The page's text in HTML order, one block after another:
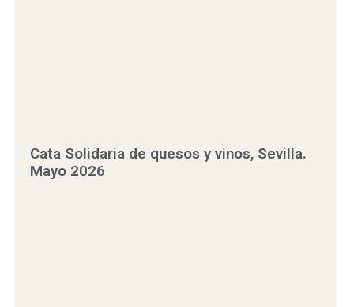
Cata Solidaria de quesos y vinos, Sevilla.
Mayo 2026